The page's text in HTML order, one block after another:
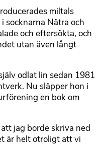
miltals
socknarna Nätra och
och eftersökta, och
utan även långt
odlat lin sedan 1981
Nu släpper hon i
en bok om
jag borde skriva ned
är helt otroligt att vi